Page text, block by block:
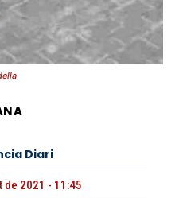
Diari
2021 - 11:45